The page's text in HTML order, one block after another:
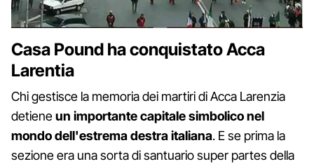
Casa Pound ha conquistato Acca
Larentia
Chi gestisce la memoria dei martiri di Acca Larenzia
detieneun importante capitale simbolico nel
mondo dell'estrema destra italiana. E se prima la
sezione era una sorta di santuario super partes della